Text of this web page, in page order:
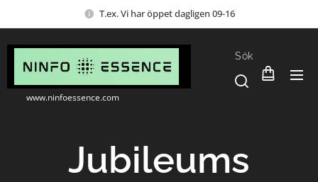
T.ex. Vi har öppet dagligen 09-16
www.ninfoessence.com
Sök
Jubileums